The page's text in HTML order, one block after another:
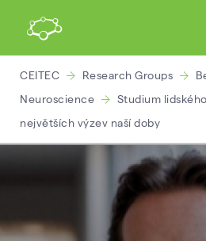
CEITEC Research Groups
Neuroscience
Studium
největších výzev naší doby